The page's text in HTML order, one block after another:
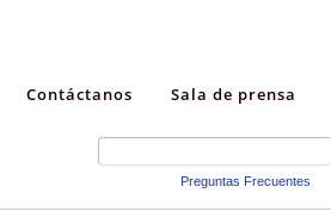
Contáctanos Sala de prensa
Preguntas Frecuentes